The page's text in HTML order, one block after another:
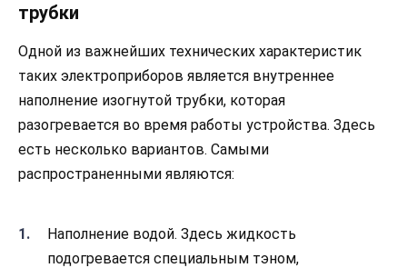
трубки
Одной из важнейших технических характеристик
таких электроприборов является внутреннее
наполнение изогнутой трубки, которая
разогревается во время работы устройства. Здесь
есть несколько вариантов. Самыми
распространенными являются:
Наполнение водой. Здесь жидкость
подогревается специальным тэном,